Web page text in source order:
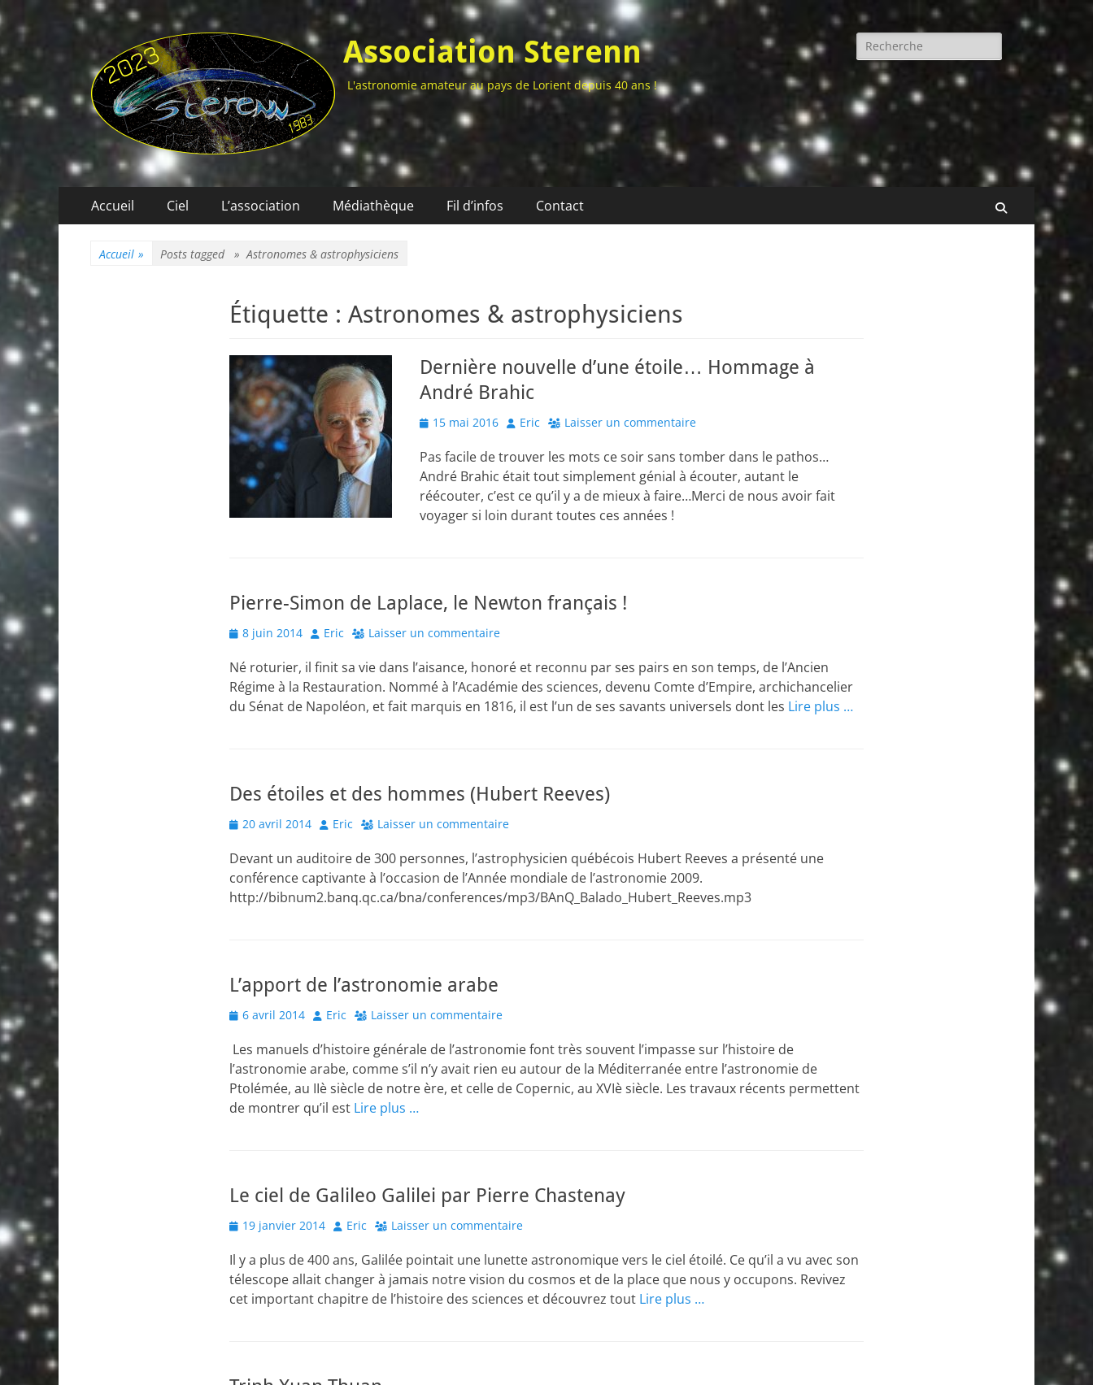
Association Sterenn
L'astronomie amateur au pays de Lorient depuis 40 ans !
Rechercher :
Menu
principal
Accueil Ciel L’association Médiathèque Fil d’infos Contact Recherche
Accueil » Posts tagged »Astronomes & astrophysiciens
Étiquette : Astronomes & astrophysiciens
Dernière nouvelle d’une étoile… Hommage à
André Brahic
Posted
15 mai 2016 Author
Eric Laisser un commentaire
Pas facile de trouver les mots ce soir sans tomber dans le pathos…
André Brahic était tout simplement génial à écouter, autant le
réécouter, c’est ce qu’il y a de mieux à faire…Merci de nous avoir fait
voyager si loin durant toutes ces années !
Pierre-Simon de Laplace, le Newton français !
Posted
8 juin 2014 Author
Eric Laisser un commentaire
Né roturier, il finit sa vie dans l’aisance, honoré et reconnu par ses pairs en son temps, de l’Ancien
Régime à la Restauration. Nommé à l’Académie des sciences, devenu Comte d’Empire, archichancelier
du Sénat de Napoléon, et fait marquis en 1816, il est l’un de ses savants universels dont les Lire plus …
Des étoiles et des hommes (Hubert Reeves)
Posted
20 avril 2014 Author
Eric Laisser un commentaire
Devant un auditoire de 300 personnes, l’astrophysicien québécois Hubert Reeves a présenté une
conférence captivante à l’occasion de l’Année mondiale de l’astronomie 2009.
http://bibnum2.banq.qc.ca/bna/conferences/mp3/BAnQ_Balado_Hubert_Reeves.mp3
L’apport de l’astronomie arabe
Posted
6 avril 2014 Author
Eric Laisser un commentaire
Les manuels d’histoire générale de l’astronomie font très souvent l’impasse sur l’histoire de
l’astronomie arabe, comme s’il n’y avait rien eu autour de la Méditerranée entre l’astronomie de
Ptolémée, au IIè siècle de notre ère, et celle de Copernic, au XVIè siècle. Les travaux récents permettent
de montrer qu’il est Lire plus …
Le ciel de Galileo Galilei par Pierre Chastenay
Posted
19 janvier 2014 Author
Eric Laisser un commentaire
Il y a plus de 400 ans, Galilée pointait une lunette astronomique vers le ciel étoilé. Ce qu’il a vu avec son
télescope allait changer à jamais notre vision du cosmos et de la place que nous y occupons. Revivez
cet important chapitre de l’histoire des sciences et découvrez tout Lire plus …